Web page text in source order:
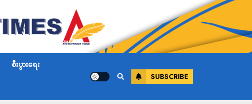
စီးပွားရေး
SUBSCRIBE